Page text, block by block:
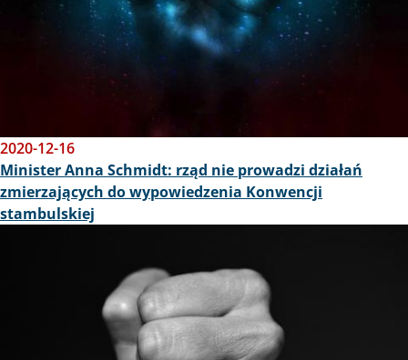
2020-12-16
Minister Anna Schmidt: rząd nie prowadzi działań
zmierzających do wypowiedzenia Konwencji
stambulskiej